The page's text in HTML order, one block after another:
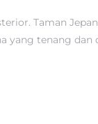
Taman
yang tenang